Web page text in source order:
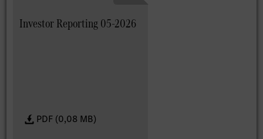
Investor Reporting 05-2026
PDF (0,08 MB)